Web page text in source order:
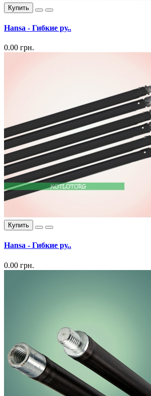
Купить
Hansa - Гибкие ру..
0.00 грн.
Купить
Hansa - Гибкие ру..
0.00 грн.